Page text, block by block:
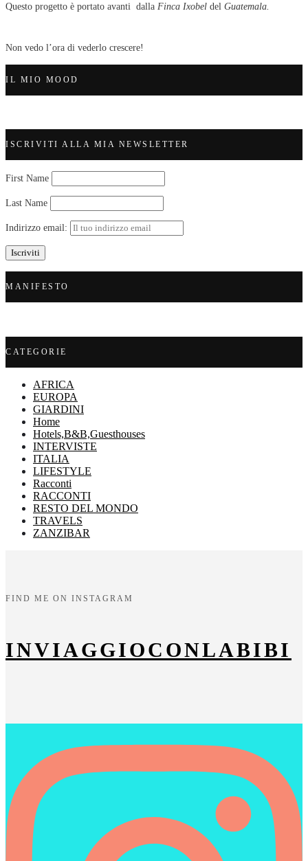
Questo progetto è portato avanti dalla Finca Ixobel del Guatemala.
Non vedo l’ora di vederlo crescere!
IL MIO MOOD
ISCRIVITI ALLA MIA NEWSLETTER
First Name
Last Name
Indirizzo email:
MANIFESTO
CATEGORIE
AFRICA
EUROPA
GIARDINI
Home
Hotels,B&B,Guesthouses
INTERVISTE
ITALIA
LIFESTYLE
Racconti
RACCONTI
RESTO DEL MONDO
TRAVELS
ZANZIBAR
FIND ME ON INSTAGRAM
INVIAGGIOCONLABIBI